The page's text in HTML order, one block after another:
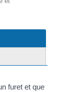
furet et que